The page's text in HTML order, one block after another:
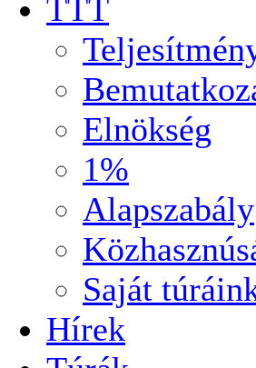
TTT
Elnökség
1%
Alapszabály
Saját
Hírek